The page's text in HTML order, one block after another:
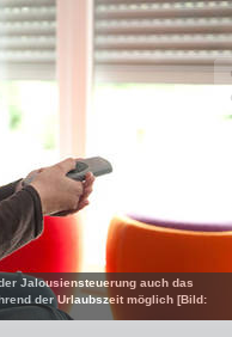
Jalousiensteuerung auch das
der Urlaubszeit möglich [Bild: